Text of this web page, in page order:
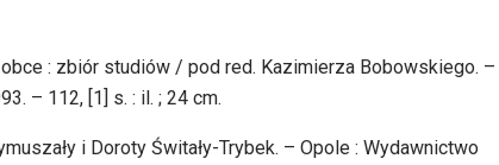
: zbiór studiów / pod red. Kazimierza Bobowskiego. –
– 112, [1] s. : il. ; 24 cm.
i Doroty Świtały-Trybek. – Opole : Wydawnictwo